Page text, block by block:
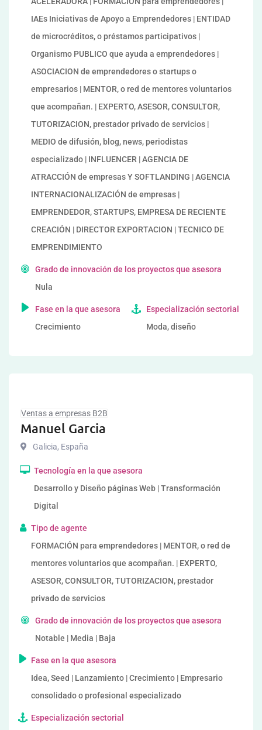
IAEs Iniciativas de Apoyo a Emprendedores | ENTIDAD
de microcréditos, o préstamos participativos |
Organismo PUBLICO que ayuda a emprendedores |
ASOCIACION de emprendedores o startups o
empresarios | MENTOR, o red de mentores voluntarios
que acompañan. | EXPERTO, ASESOR, CONSULTOR,
TUTORIZACION, prestador privado de servicios |
MEDIO de difusión, blog, news, periodistas
especializado | INFLUENCER | AGENCIA DE
ATRACCIÓN de empresas Y SOFTLANDING | AGENCIA
INTERNACIONALIZACIÓN de empresas |
EMPRENDEDOR, STARTUPS, EMPRESA DE RECIENTE
CREACIÓN | DIRECTOR EXPORTACION | TECNICO DE
EMPRENDIMIENTO
Grado de innovación de los proyectos que asesora
Nula
Fase en la que asesora
Crecimiento
Especialización sectorial
Moda, diseño
Ventas a empresas B2B
Manuel Garcia
Galicia, España
Tecnología en la que asesora
Desarrollo y Diseño páginas Web | Transformación
Digital
Tipo de agente
FORMACIÓN para emprendedores | MENTOR, o red de
mentores voluntarios que acompañan. | EXPERTO,
ASESOR, CONSULTOR, TUTORIZACION, prestador
privado de servicios
Grado de innovación de los proyectos que asesora
Notable | Media | Baja
Fase en la que asesora
Idea, Seed | Lanzamiento | Crecimiento | Empresario
consolidado o profesional especializado
Especialización sectorial